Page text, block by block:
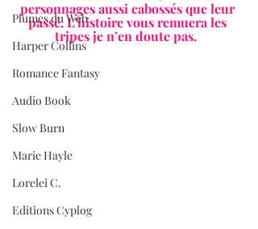
Plumes du Web
Harper Collins
Romance Fantasy
Audio Book
Slow Burn
Marie Hayle
Lorelei C.
Editions Cyplog
personnages aussi cabossés que leur
passé. L’histoire vous remuera les
tripes je n’en doute pas.